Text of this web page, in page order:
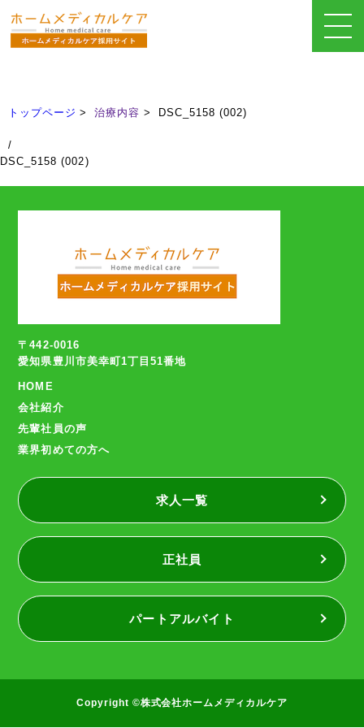
トップページ 治療内容 DSC_5158 (002)
/
DSC_5158 (002)
〒442-0016
愛知県豊川市美幸町1丁目51番地
HOME
会社紹介
先輩社員の声
業界初めての方へ
求人一覧
正社員
パートアルバイト
Copyright ©株式会社ホームメディカルケア